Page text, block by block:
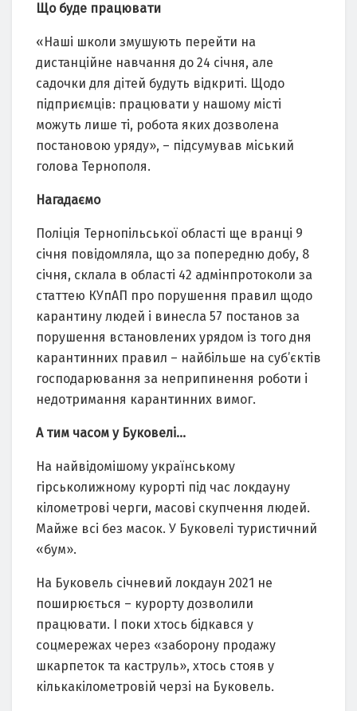
Що буде працювати
«Наші школи змушують перейти на
дистанційне навчання до 24 січня, але
садочки для дітей будуть відкриті. Щодо
підприємців: працювати у нашому місті
можуть лише ті, робота яких дозволена
постановою уряду», – підсумував міський
голова Тернополя.
Нагадаємо
Поліція Тернопільської області ще вранці 9
січня повідомляла, що за попередню добу, 8
січня, склала в області 42 адмінпротоколи за
статтею КУпАП про порушення правил щодо
карантину людей і винесла 57 постанов за
порушення встановлених урядом із того дня
карантинних правил – найбільше на суб’єктів
господарювання за неприпинення роботи і
недотримання карантинних вимог.
А тим часом у Буковелі…
На найвідомішому українському
гірськолижному курорті під час локдауну
кілометрові черги, масові скупчення людей.
Майже всі без масок. У Буковелі туристичний
«бум».
На Буковель січневий локдаун 2021 не
поширюється – курорту дозволили
працювати. І поки хтось бідкався у
соцмережах через «заборону продажу
шкарпеток та каструль», хтось стояв у
кількакілометровій черзі на Буковель.